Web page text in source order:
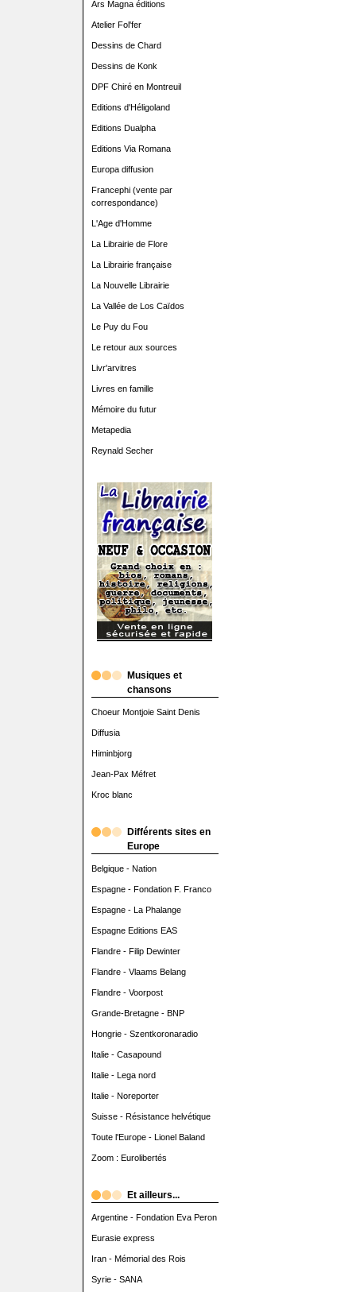
Ars Magna éditions
Atelier Fol'fer
Dessins de Chard
Dessins de Konk
DPF Chiré en Montreuil
Editions d'Héligoland
Editions Dualpha
Editions Via Romana
Europa diffusion
Francephi (vente par
correspondance)
L'Age d'Homme
La Librairie de Flore
La Librairie française
La Nouvelle Librairie
La Vallée de Los Caïdos
Le Puy du Fou
Le retour aux sources
Livr'arvitres
Livres en famille
Mémoire du futur
Metapedia
Reynald Secher
Musiques et
chansons
Choeur Montjoie Saint Denis
Diffusia
Himinbjorg
Jean-Pax Méfret
Kroc blanc
Différents sites en
Europe
Belgique - Nation
Espagne - Fondation F. Franco
Espagne - La Phalange
Espagne Editions EAS
Flandre - Filip Dewinter
Flandre - Vlaams Belang
Flandre - Voorpost
Grande-Bretagne - BNP
Hongrie - Szentkoronaradio
Italie - Casapound
Italie - Lega nord
Italie - Noreporter
Suisse - Résistance helvétique
Toute l'Europe - Lionel Baland
Zoom : Eurolibertés
Et ailleurs...
Argentine - Fondation Eva Peron
Eurasie express
Iran - Mémorial des Rois
Syrie - SANA